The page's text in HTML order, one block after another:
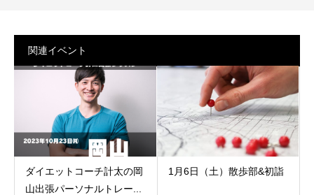
関連イベント
ダイエットコーチ計太の岡
山出張パーソナルトレー...
1月6日（土）散歩部&初詣